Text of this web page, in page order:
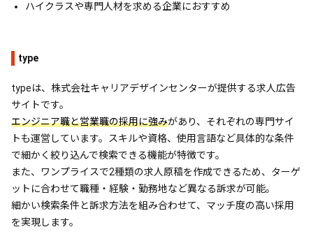
ハイクラスや専門人材を求める企業におすすめ
type
typeは、株式会社キャリアデザインセンターが提供する求人広告
サイトです。
エンジニア職と営業職の採用に強みがあり、それぞれの専門サイ
トも運営しています。スキルや資格、使用言語など具体的な条件
で細かく絞り込んで検索できる機能が特徴です。
また、ワンプライスで2種類の求人原稿を作成できるため、ターゲ
ットに合わせて職種・経験・勤務地など異なる訴求が可能。
細かい検索条件と訴求方法を組み合わせて、マッチ度の高い採用
を実現します。